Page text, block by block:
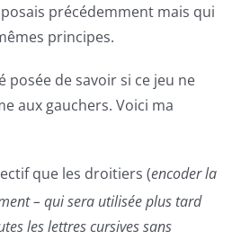
précédemment mais qui
principes.
posée de savoir si ce jeu ne
aux gauchers. Voici ma
que les droitiers (encoder la
– qui sera utilisée plus tard
les lettres cursives sans